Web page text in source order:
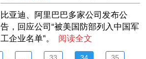
比亚迪、阿里巴巴多家公司发布公
告，回应公司“被美国防部列入中国军
工企业名单”。
阅读全文
33 34
35